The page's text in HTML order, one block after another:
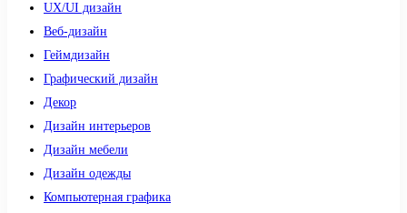
UX/UI дизайн
Веб-дизайн
Геймдизайн
Графический дизайн
Декор
Дизайн интерьеров
Дизайн мебели
Дизайн одежды
Компьютерная графика